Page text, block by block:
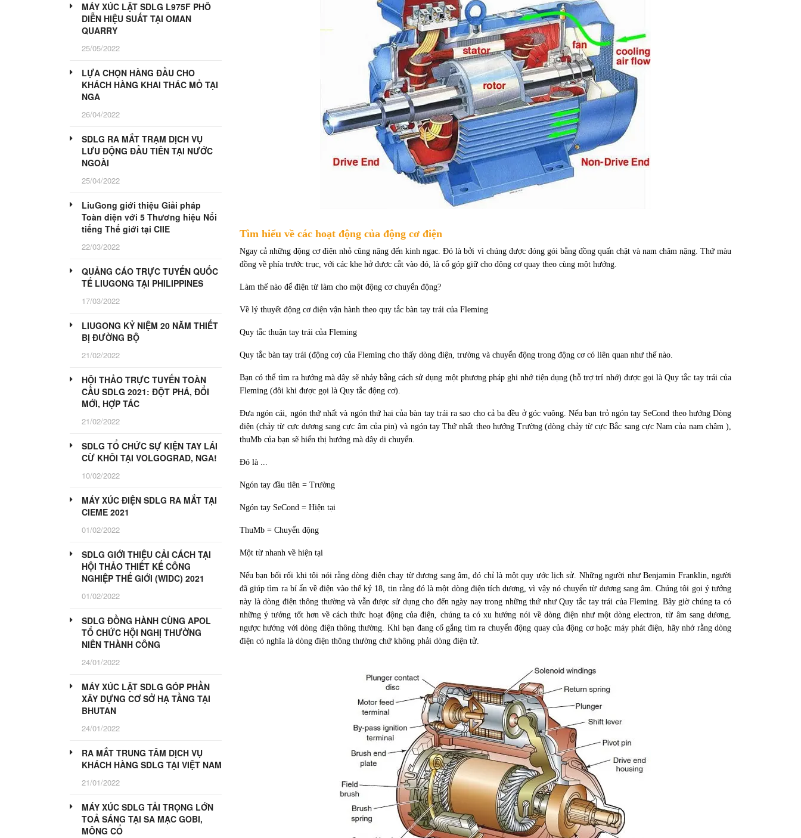
Tìm hiểu về các hoạt động của động cơ điện
Ngay cả những động cơ điện nhỏ cũng nặng đến kinh ngạc. Đó là bởi vì chúng được đóng gói bằng đồng quấn chặt và nam châm nặng. Thứ màu
đồng về phía trước trục, với các khe hở được cắt vào đó, là cổ góp giữ cho động cơ quay theo cùng một hướng.
Làm thế nào để điện từ làm cho một động cơ chuyển động?
Về lý thuyết động cơ điện vận hành theo quy tắc bàn tay trái của Fleming
Quy tắc thuận tay trái của Fleming
Quy tắc bàn tay trái (động cơ) của Fleming cho thấy dòng điện, trường và chuyển động trong động cơ có liên quan như thế nào.
Bạn có thể tìm ra hướng mà dây sẽ nhảy bằng cách sử dụng một phương pháp ghi nhớ tiện dụng (hỗ trợ trí nhớ) được gọi là Quy tắc tay trái của
Fleming (đôi khi được gọi là Quy tắc động cơ).
Đưa ngón cái, ngón thứ nhất và ngón thứ hai của bàn tay trái ra sao cho cả ba đều ở góc vuông. Nếu bạn trỏ ngón tay SeCond theo hướng Dòng
điện (chảy từ cực dương sang cực âm của pin) và ngón tay Thứ nhất theo hướng Trường (dòng chảy từ cực Bắc sang cực Nam của nam châm ),
thuMb của bạn sẽ hiển thị hướng mà dây di chuyển.
Đó là ...
Ngón tay đầu tiên = Trường
Ngón tay SeCond = Hiện tại
ThuMb = Chuyển động
Một từ nhanh về hiện tại
Nếu bạn bối rối khi tôi nói rằng dòng điện chạy từ dương sang âm, đó chỉ là một quy ước lịch sử. Những người như Benjamin Franklin, người
đã giúp tìm ra bí ẩn về điện vào thế kỷ 18, tin rằng đó là một dòng điện tích dương, vì vậy nó chuyển từ dương sang âm. Chúng tôi gọi ý tưởng
này là dòng điện thông thường và vẫn được sử dụng cho đến ngày nay trong những thứ như Quy tắc tay trái của Fleming. Bây giờ chúng ta có
những ý tưởng tốt hơn về cách thức hoạt động của điện, chúng ta có xu hướng nói về dòng điện như một dòng electron, từ âm sang dương,
ngược hướng với dòng điện thông thường. Khi bạn đang cố gắng tìm ra chuyển động quay của động cơ hoặc máy phát điện, hãy nhớ rằng dòng
điện có nghĩa là dòng điện thông thường chứ không phải dòng điện tử.
MÁY XÚC LẬT SDLG L975F PHÔ
DIỄN HIỆU SUẤT TẠI OMAN
QUARRY
25/05/2022
LỰA CHỌN HÀNG ĐẦU CHO
KHÁCH HÀNG KHAI THÁC MỎ TẠI
NGA
26/04/2022
SDLG RA MẮT TRẠM DỊCH VỤ
LƯU ĐỘNG ĐẦU TIÊN TẠI NƯỚC
NGOÀI
25/04/2022
LiuGong giới thiệu Giải pháp
Toàn diện với 5 Thương hiệu Nổi
tiếng Thế giới tại CIIE
22/03/2022
QUẢNG CÁO TRỰC TUYẾN QUỐC
TẾ LIUGONG TẠI PHILIPPINES
17/03/2022
LIUGONG KỶ NIỆM 20 NĂM THIẾT
BỊ ĐƯỜNG BỘ
21/02/2022
HỘI THẢO TRỰC TUYẾN TOÀN
CẦU SDLG 2021: ĐỘT PHÁ, ĐỔI
MỚI, HỢP TÁC
21/02/2022
SDLG TỔ CHỨC SỰ KIỆN TAY LÁI
CỪ KHÔI TẠI VOLGOGRAD, NGA!
10/02/2022
MÁY XÚC ĐIỆN SDLG RA MẮT TẠI
CIEME 2021
01/02/2022
SDLG GIỚI THIỆU CẢI CÁCH TẠI
HỘI THẢO THIẾT KẾ CÔNG
NGHIỆP THẾ GIỚI (WIDC) 2021
01/02/2022
SDLG ĐỒNG HÀNH CÙNG APOL
TỔ CHỨC HỘI NGHỊ THƯỜNG
NIÊN THÀNH CÔNG
24/01/2022
MÁY XÚC LẬT SDLG GÓP PHẦN
XÂY DỰNG CƠ SỞ HẠ TẦNG TẠI
BHUTAN
24/01/2022
RA MẮT TRUNG TÂM DỊCH VỤ
KHÁCH HÀNG SDLG TẠI VIỆT NAM
21/01/2022
MÁY XÚC SDLG TẢI TRỌNG LỚN
TOẢ SÁNG TẠI SA MẠC GOBI,
MÔNG CỔ